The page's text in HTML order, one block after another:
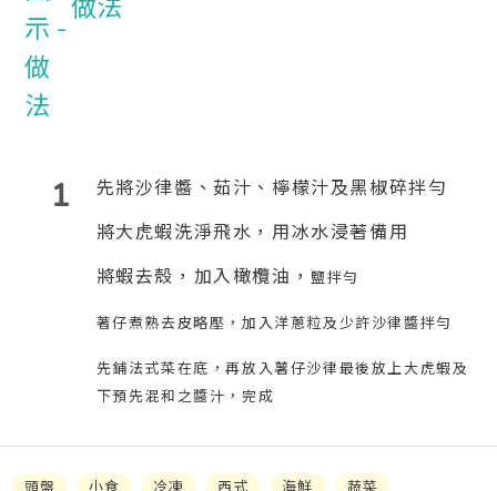
做法
1
先將沙律醬、茹汁、檸檬汁及黑椒碎拌勻
將大虎蝦洗淨飛水，用冰水浸著備用
將蝦去殼，加入橄欖油，鹽拌勻
著仔煮熟去皮略壓，加入洋蔥粒及少許沙律醬拌勻
先鋪法式菜在底，再放入薯仔沙律最後放上大虎蝦及
下預先混和之醬汁，完成